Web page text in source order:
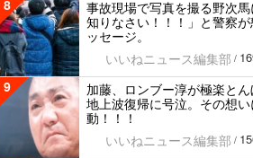
8
事故現場で写真を撮る野次
知りなさい！！！」と警察が
ッセージ。
いいねニュース編集部 /
9
加藤、ロンブー淳が極楽と
地上波復帰に号泣。その想
動！！！
いいねニュース編集部 /